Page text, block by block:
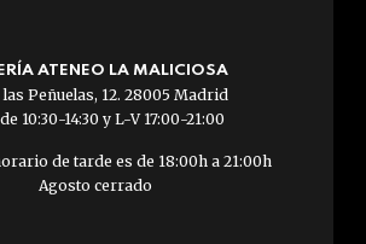
ATENEO LA MALICIOSA
las Peñuelas, 12. 28005 Madrid
10:30-14:30 y L-V 17:00-21:00
de tarde es de 18:00h a 21:00h
Agosto cerrado